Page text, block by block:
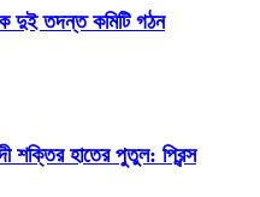
দুই তদন্ত কমিটি গঠন
শক্তির হাতের পুতুল: প্রিন্স